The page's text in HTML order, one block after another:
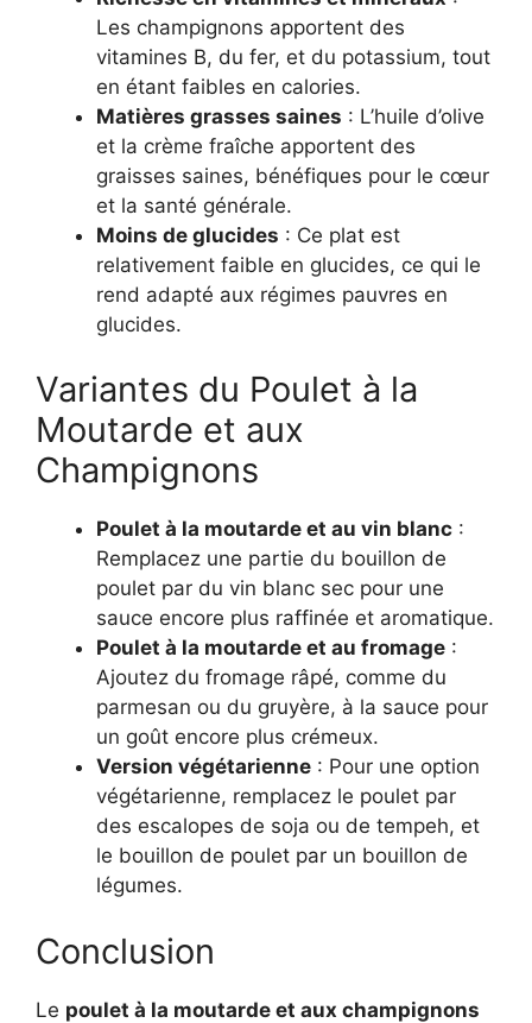
Les champignons apportent des
vitamines B, du fer, et du potassium, tout
en étant faibles en calories.
Matières grasses saines : L’huile d’olive
et la crème fraîche apportent des
graisses saines, bénéfiques pour le cœur
et la santé générale.
Moins de glucides : Ce plat est
relativement faible en glucides, ce qui le
rend adapté aux régimes pauvres en
glucides.
Variantes du Poulet à la
Moutarde et aux
Champignons
Poulet à la moutarde et au vin blanc :
Remplacez une partie du bouillon de
poulet par du vin blanc sec pour une
sauce encore plus raffinée et aromatique.
Poulet à la moutarde et au fromage :
Ajoutez du fromage râpé, comme du
parmesan ou du gruyère, à la sauce pour
un goût encore plus crémeux.
Version végétarienne : Pour une option
végétarienne, remplacez le poulet par
des escalopes de soja ou de tempeh, et
le bouillon de poulet par un bouillon de
légumes.
Conclusion
Le poulet à la moutarde et aux champignons